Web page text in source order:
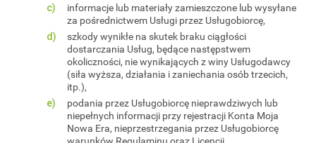
informacje lub materiały zamieszczone lub wysyłane
za pośrednictwem Usługi przez Usługobiorcę,
szkody wynikłe na skutek braku ciągłości
dostarczania Usług, będące następstwem
okoliczności, nie wynikających z winy Usługodawcy
(siła wyższa, działania i zaniechania osób trzecich,
itp.),
podania przez Usługobiorcę nieprawdziwych lub
niepełnych informacji przy rejestracji Konta Moja
Nowa Era, nieprzestrzegania przez Usługobiorcę